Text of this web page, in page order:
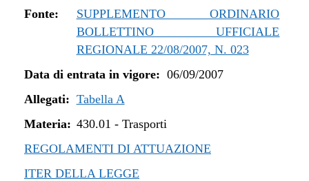
Fonte:
SUPPLEMENTO ORDINARIO
BOLLETTINO UFFICIALE
REGIONALE 22/08/2007, N. 023
Data di entrata in vigore: 06/09/2007
Allegati: Tabella A
Materia: 430.01 - Trasporti
REGOLAMENTI DI ATTUAZIONE
ITER DELLA LEGGE